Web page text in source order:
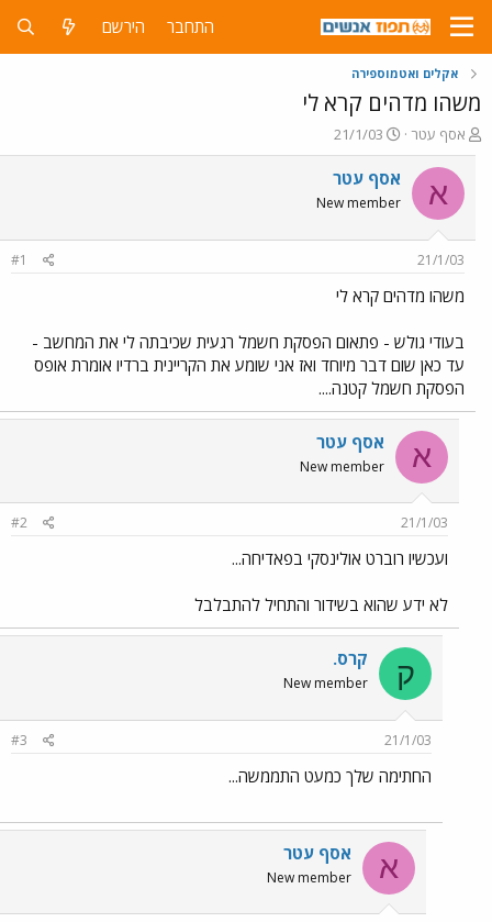
התחבר הירשם
אקלים ואטמוספירה
משהו מדהים קרא לי
פ
ו
ת
ח
ה
ש
א
אסף עטר
פ
ו
ר
ס
ם
ר
21/1/03
א אסף עטר
New member
21/1/03
#1
משהו מדהים קרא לי
בעודי גולש - פתאום הפסקת חשמל רגעית שכיבתה לי את המחשב -
עד כאן שום דבר מיוחד ואז אני שומע את הקריינית ברדיו אומרת אופס
הפסקת חשמל קטנה....
א אסף עטר
New member
21/1/03
#2
ועכשיו רוברט אולינסקי בפאדיחה...
לא ידע שהוא בשידור והתחיל להתבלבל
ק קרס.
New member
21/1/03
#3
החתימה שלך כמעט התממשה...
א אסף עטר
New member